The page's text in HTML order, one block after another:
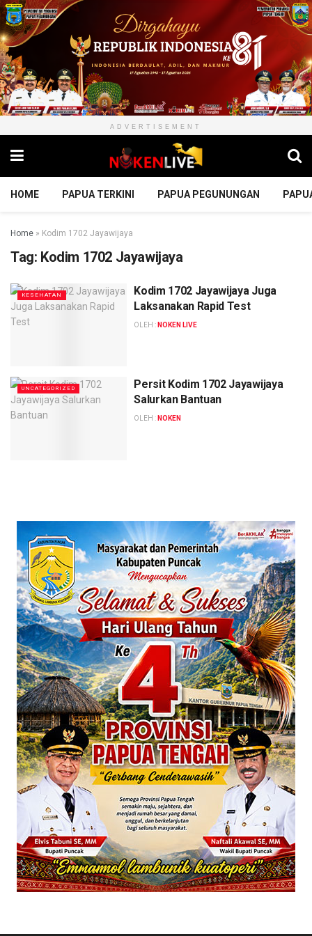
ADVERTISEMENT
HOME PAPUA TERKINI PAPUA PEGUNUNGAN
Home » Kodim 1702 Jayawijaya
Tag: Kodim 1702 Jayawijaya
KESEHATAN
Kodim 1702 Jayawijaya Juga
Laksanakan Rapid Test
OLEH : NOKEN LIVE
UNCATEGORIZED
Persit Kodim 1702 Jayawijaya
Salurkan Bantuan
OLEH : NOKEN